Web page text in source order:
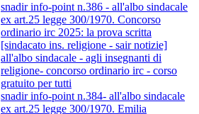
snadir info-point n.386 - all'albo sindacale
ex art.25 legge 300/1970. Concorso
ordinario irc 2025: la prova scritta
[sindacato ins. religione - sair notizie]
all'albo sindacale - agli insegnanti di
religione- concorso ordinario irc - corso
gratuito per tutti
snadir info-point n.384- all'albo sindacale
ex art.25 legge 300/1970. Emilia